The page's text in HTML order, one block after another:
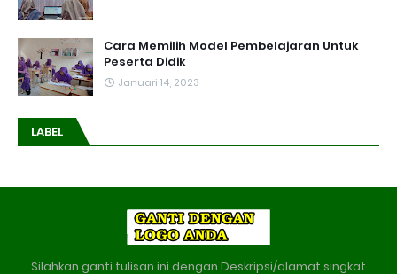
Cara Memilih Model Pembelajaran Untuk
Peserta Didik
Januari 14, 2023
LABEL
Silahkan ganti tulisan ini dengan Deskripsi/alamat singkat